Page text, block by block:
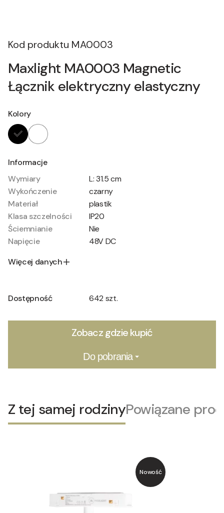
Kod produktu MA0003
Maxlight MA0003 Magnetic
Łącznik elektryczny elastyczny
Kolory
Informacje
Wymiary
L: 31.5 cm
Wykończenie
czarny
Materiał
plastik
Klasa szczelności
IP20
Ściemnianie
Nie
Napięcie
48V DC
Więcej danych
Dostępność 642 szt.
Zobacz gdzie kupić
Do pobrania
Z tej samej rodzinyPowiązane
Nowość